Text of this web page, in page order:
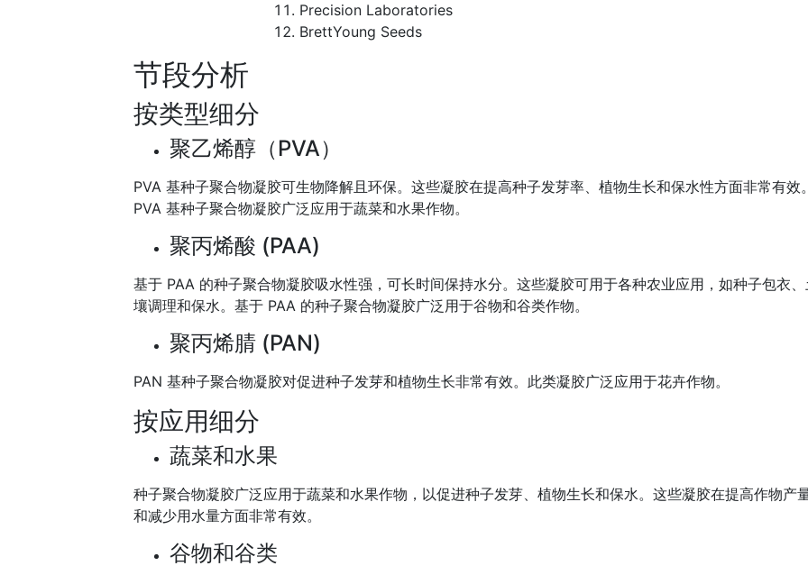
Precision Laboratories
BrettYoung Seeds
节段分析
按类型细分
聚乙烯醇（PVA）
PVA 基种子聚合物凝胶可生物降解且环保。这些凝胶在提高种子发芽率、植物生长和保水性方面非常有效
PVA 基种子聚合物凝胶广泛应用于蔬菜和水果作物。
聚丙烯酸 (PAA)
基于 PAA 的种子聚合物凝胶吸水性强，可长时间保持水分。这些凝胶可用于各种农业应用，如种子包衣
壤调理和保水。基于 PAA 的种子聚合物凝胶广泛用于谷物和谷类作物。
聚丙烯腈 (PAN)
PAN 基种子聚合物凝胶对促进种子发芽和植物生长非常有效。此类凝胶广泛应用于花卉作物。
按应用细分
蔬菜和水果
种子聚合物凝胶广泛应用于蔬菜和水果作物，以促进种子发芽、植物生长和保水。这些凝胶在提高作物产
和减少用水量方面非常有效。
谷物和谷类